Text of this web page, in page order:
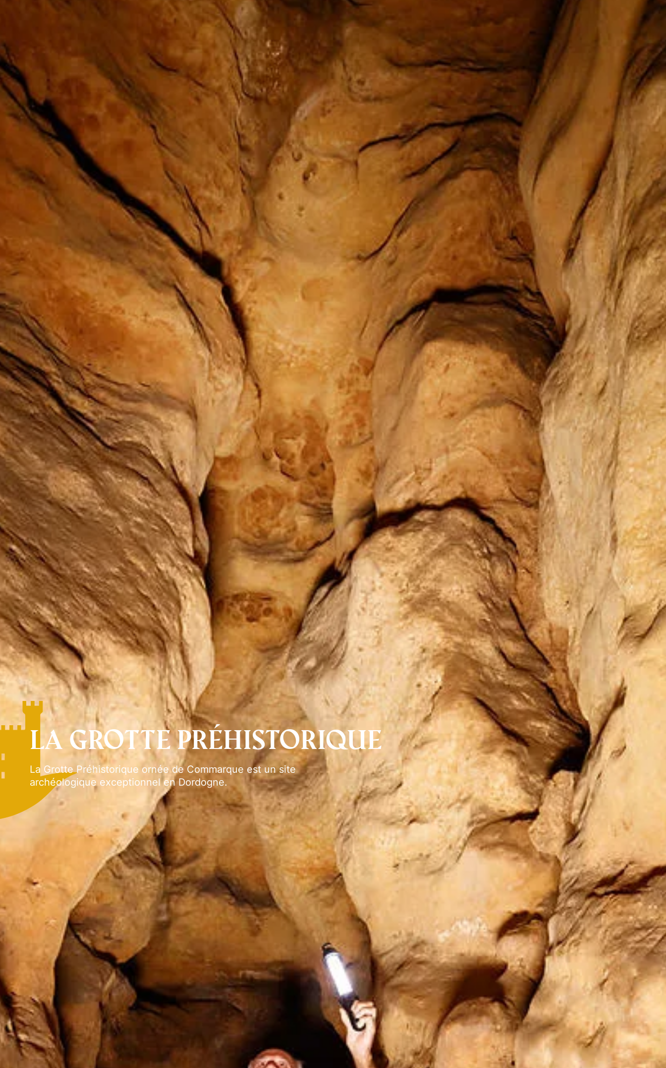
La Grotte Préhistorique
La Grotte Préhistorique ornée de Commarque est un site
archéologique exceptionnel en Dordogne.